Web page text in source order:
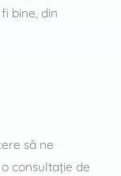
bine, din
să ne
consultaţie de